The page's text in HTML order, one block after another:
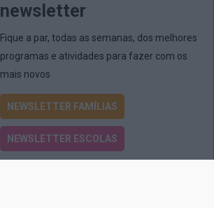
newsletter
Fique a par, todas as semanas, dos melhores
programas e atividades para fazer com os
mais novos
NEWSLETTER FAMÍLIAS
NEWSLETTER ESCOLAS